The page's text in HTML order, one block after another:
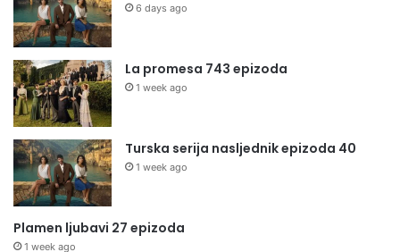
6 days ago
La promesa 743 epizoda
1 week ago
Turska serija nasljednik epizoda 40
1 week ago
Plamen ljubavi 27 epizoda
1 week ago